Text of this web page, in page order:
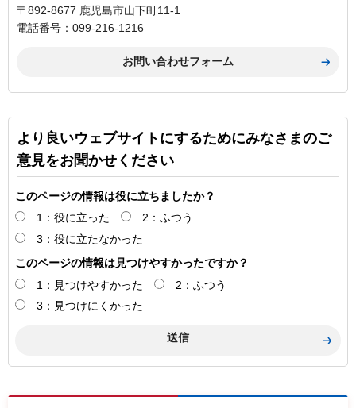
〒892-8677 鹿児島市山下町11-1
電話番号：099-216-1216
より良いウェブサイトにするためにみなさまのご
意見をお聞かせください
このページの情報は役に立ちましたか？
1：役に立った
2：ふつう
3：役に立たなかった
このページの情報は見つけやすかったですか？
1：見つけやすかった
2：ふつう
3：見つけにくかった